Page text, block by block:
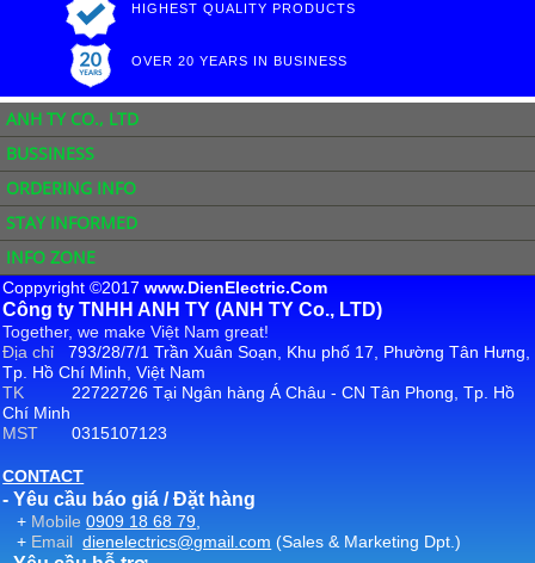
HIGHEST QUALITY PRODUCTS
OVER 20 YEARS IN BUSINESS
ANH TY CO., LTD
BUSSINESS
ORDERING INFO
STAY INFORMED
INFO ZONE
Coppyright ©2017www.DienElectric.Com
Công ty TNHH ANH TY (ANH TY Co., LTD)
Together, we make Việt Nam great!
Địa chỉ793/28/7/1 Trần Xuân Soạn, Khu phố 17, Phường Tân Hưng,
Tp. Hồ Chí Minh, Việt Nam
TK22722726 Tại Ngân hàng Á Châu - CN Tân Phong, Tp. Hồ
Chí Minh
MST0315107123
CONTACT
- Yêu cầu báo giá / Đặt hàng
+ Mobile 0909 18 68 79,
+ Email dienelectrics@gmail.com (Sales & Marketing Dpt.)